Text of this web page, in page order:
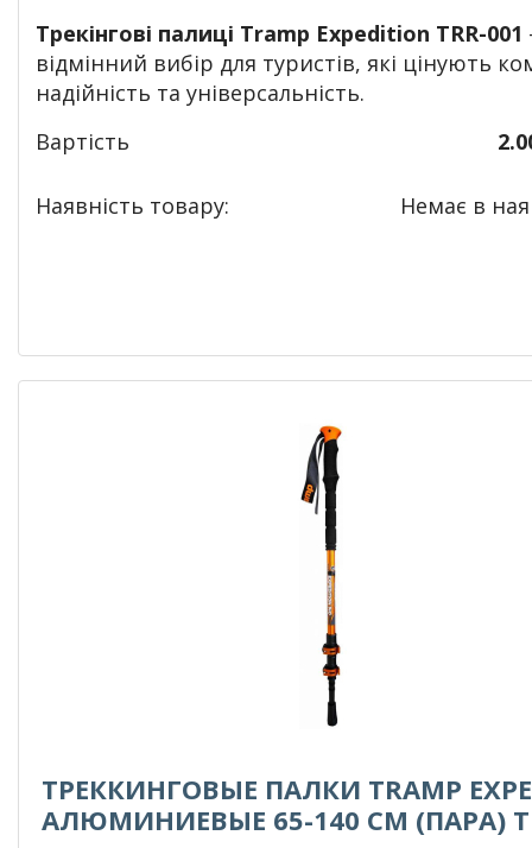
Трекінгові палиці Tramp Expedition TRR-001
відмінний вибір для туристів, які цінують
надійність та універсальність.
Вартість
Наявність товару: Немає в
ТРЕККИНГОВЫЕ ПАЛКИ TRAMP
АЛЮМИНИЕВЫЕ 65-140 CМ (ПАРА)